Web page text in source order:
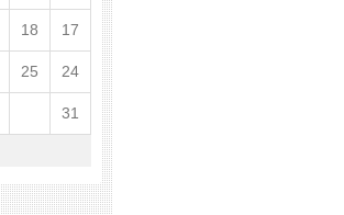
17
18
24
25
31